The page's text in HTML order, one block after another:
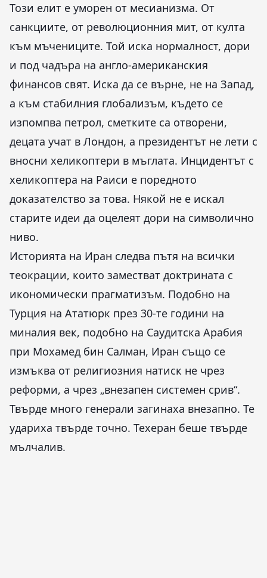
Този елит е уморен от месианизма. От
санкциите, от революционния мит, от култа
към мъчениците. Той иска нормалност, дори
и под чадъра на англо-американския
финансов свят. Иска да се върне, не на Запад,
а към стабилния глобализъм, където се
изпомпва петрол, сметките са отворени,
децата учат в Лондон, а президентът не лети с
вносни хеликоптери в мъглата. Инцидентът с
хеликоптера на Раиси е поредното
доказателство за това. Някой не е искал
старите идеи да оцелеят дори на символично
ниво.
Историята на Иран следва пътя на всички
теокрации, които заместват доктрината с
икономически прагматизъм. Подобно на
Турция на Ататюрк през 30-те години на
миналия век, подобно на Саудитска Арабия
при Мохамед бин Салман, Иран също се
измъква от религиозния натиск не чрез
реформи, а чрез „внезапен системен срив“.
Твърде много генерали загинаха внезапно. Те
удариха твърде точно. Техеран беше твърде
мълчалив.